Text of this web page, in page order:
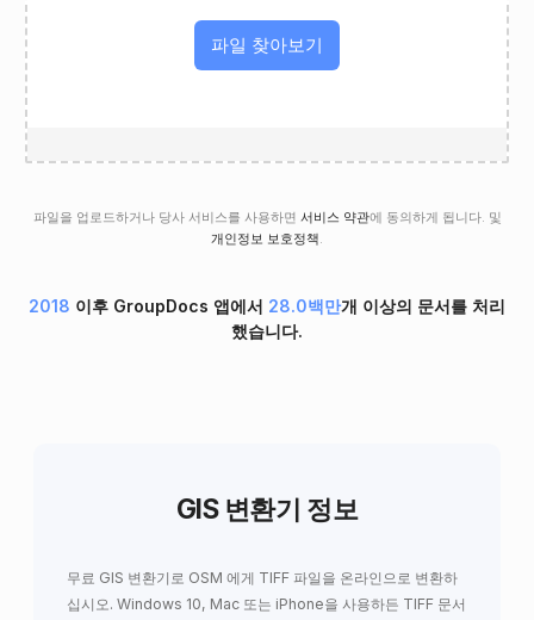
파일 찾아보기
파일을 업로드하거나 당사 서비스를 사용하면 서비스 약관에 동의하게 됩니다. 및
개인정보 보호정책.
2018 이후 GroupDocs 앱에서 28.0백만개 이상의 문서를 처리
했습니다.
GIS 변환기 정보
무료 GIS 변환기로 OSM 에게 TIFF 파일을 온라인으로 변환하
십시오. Windows 10, Mac 또는 iPhone을 사용하든 TIFF 문서